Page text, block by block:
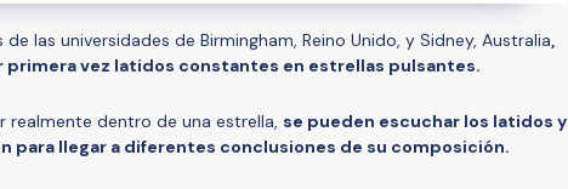
las universidades de Birmingham, Reino Unido, y Sidney, Australia,
vez latidos constantes en estrellas pulsantes.
realmente dentro de una estrella, se pueden escuchar los latidos y
para llegar a diferentes conclusiones de su composición.